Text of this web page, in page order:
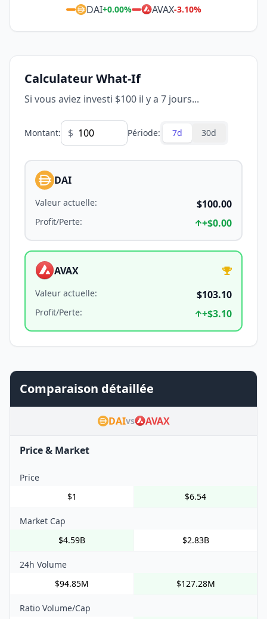
DAI+0.00% AVAX-3.10%
Calculateur What-If
Si vous aviez investi $100 il y a 7 jours...
Montant: $ Période: 7d 30d
DAI
Valeur actuelle: $100.00
Profit/Perte: +$0.00
AVAX
Valeur actuelle: $103.10
Profit/Perte: +$3.10
Comparaison détaillée
DAIvs AVAX
Price & Market
Price
$1
$6.54
Market Cap
$4.59B
$2.83B
24h Volume
$94.85M
$127.28M
Ratio Volume/Cap